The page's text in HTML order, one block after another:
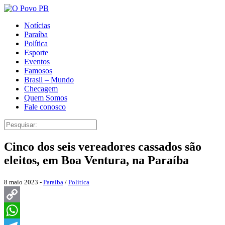
Notícias
Paraíba
Política
Esporte
Eventos
Famosos
Brasil – Mundo
Checagem
Quem Somos
Fale conosco
Cinco dos seis vereadores cassados são
eleitos, em Boa Ventura, na Paraíba
8 maio 2023 - Paraíba / Política
Copy